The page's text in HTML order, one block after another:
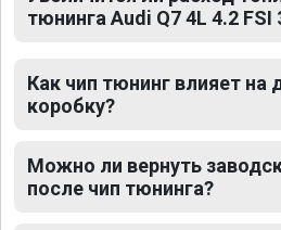
тюнинга Audi Q7 4L 4.2 FSI
Как чип тюнинг влияет на
коробку?
Можно ли вернуть
после чип тюнинга?